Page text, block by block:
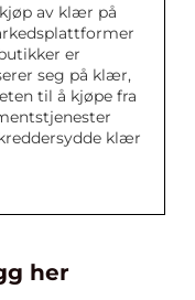
av klær på
er
seg på klær,
til å kjøpe fra
klær
her